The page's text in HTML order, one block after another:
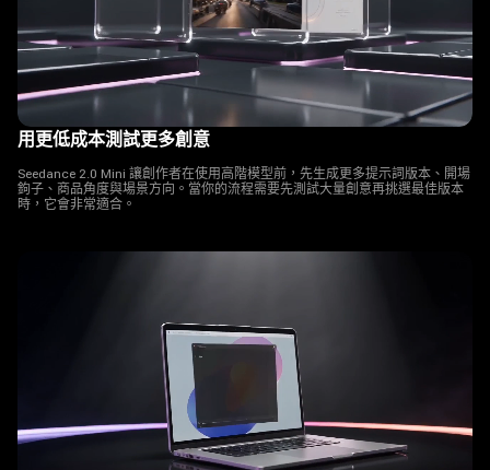
用更低成本測試更多創意
Seedance 2.0 Mini 讓創作者在使用高階模型前，先生成更多提示詞版本、開場
鉤子、商品角度與場景方向。當你的流程需要先測試大量創意再挑選最佳版本
時，它會非常適合。